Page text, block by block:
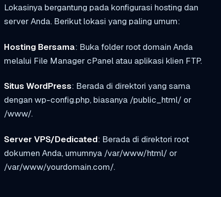
Lokasinya bergantung pada konfigurasi hosting dan
server Anda. Berikut lokasi yang paling umum:
Hosting Bersama: Buka folder root domain Anda
melalui File Manager cPanel atau aplikasi klien FTP.
Situs WordPress: Berada di direktori yang sama
dengan wp-config.php, biasanya /public_html/ or
/www/.
Server VPS/Dedicated: Berada di direktori root
dokumen Anda, umumnya /var/www/html/ or
/var/www/yourdomain.com/.